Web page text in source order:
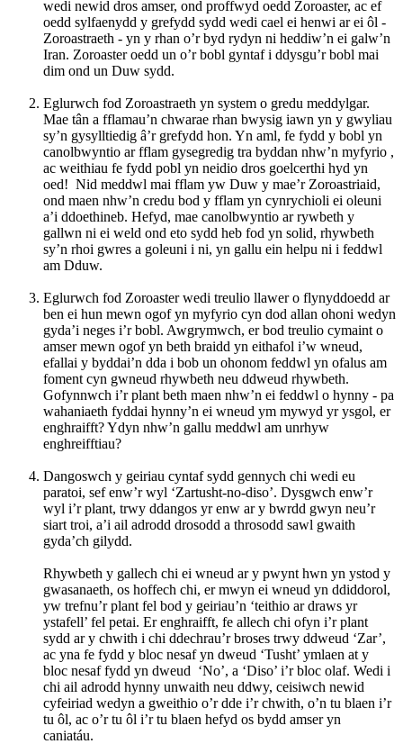
wedi newid dros amser, ond proffwyd oedd Zoroaster, ac ef
oedd sylfaenydd y grefydd sydd wedi cael ei henwi ar ei ôl -
Zoroastraeth - yn y rhan o’r byd rydyn ni heddiw’n ei galw’n
Iran. Zoroaster oedd un o’r bobl gyntaf i ddysgu’r bobl mai
dim ond un Duw sydd.
Eglurwch fod Zoroastraeth yn system o gredu meddylgar.
Mae tân a fflamau’n chwarae rhan bwysig iawn yn y gwyliau
sy’n gysylltiedig â’r grefydd hon. Yn aml, fe fydd y bobl yn
canolbwyntio ar fflam gysegredig tra byddan nhw’n myfyrio ,
ac weithiau fe fydd pobl yn neidio dros goelcerthi hyd yn
oed! Nid meddwl mai fflam yw Duw y mae’r Zoroastriaid,
ond maen nhw’n credu bod y fflam yn cynrychioli ei oleuni
a’i ddoethineb. Hefyd, mae canolbwyntio ar rywbeth y
gallwn ni ei weld ond eto sydd heb fod yn solid, rhywbeth
sy’n rhoi gwres a goleuni i ni, yn gallu ein helpu ni i feddwl
am Dduw.
Eglurwch fod Zoroaster wedi treulio llawer o flynyddoedd ar
ben ei hun mewn ogof yn myfyrio cyn dod allan ohoni wedyn
gyda’i neges i’r bobl. Awgrymwch, er bod treulio cymaint o
amser mewn ogof yn beth braidd yn eithafol i’w wneud,
efallai y byddai’n dda i bob un ohonom feddwl yn ofalus am
foment cyn gwneud rhywbeth neu ddweud rhywbeth.
Gofynnwch i’r plant beth maen nhw’n ei feddwl o hynny - pa
wahaniaeth fyddai hynny’n ei wneud ym mywyd yr ysgol, er
enghraifft? Ydyn nhw’n gallu meddwl am unrhyw
enghreifftiau?
Dangoswch y geiriau cyntaf sydd gennych chi wedi eu
paratoi, sef enw’r wyl ‘Zartusht-no-diso’. Dysgwch enw’r
wyl i’r plant, trwy ddangos yr enw ar y bwrdd gwyn neu’r
siart troi, a’i ail adrodd drosodd a throsodd sawl gwaith
gyda’ch gilydd.
Rhywbeth y gallech chi ei wneud ar y pwynt hwn yn ystod y
gwasanaeth, os hoffech chi, er mwyn ei wneud yn ddiddorol,
yw trefnu’r plant fel bod y geiriau’n ‘teithio ar draws yr
ystafell’ fel petai. Er enghraifft, fe allech chi ofyn i’r plant
sydd ar y chwith i chi ddechrau’r broses trwy ddweud ‘Zar’,
ac yna fe fydd y bloc nesaf yn dweud ‘Tusht’ ymlaen at y
bloc nesaf fydd yn dweud ‘No’, a ‘Diso’ i’r bloc olaf. Wedi i
chi ail adrodd hynny unwaith neu ddwy, ceisiwch newid
cyfeiriad wedyn a gweithio o’r dde i’r chwith, o’n tu blaen i’r
tu ôl, ac o’r tu ôl i’r tu blaen hefyd os bydd amser yn
caniatáu.